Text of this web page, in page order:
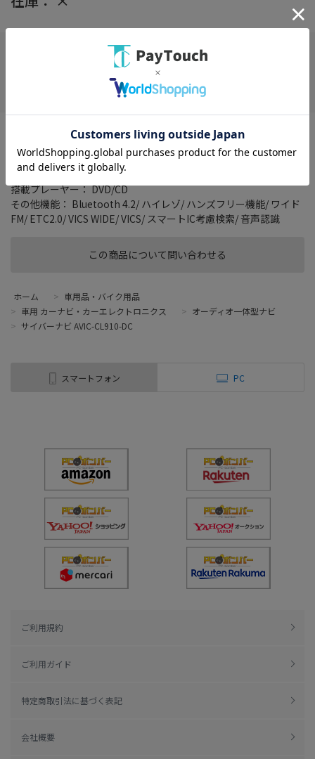
この商品について問い合わせる
在庫がありません
タイプ： ラージサイズモデル
記録メディアタイプ： メモリ
TVチューナー： フルセグ(地デジ)
搭載プレーヤー： DVD/CD
その他機能： Bluetooth 4.2/ ハイレゾ/ ハンズフリー機能/ ワイド
FM/ ETC2.0/ VICS WIDE/ VICS/ スマートIC考慮検索/ 音声認識
ホーム > 車用品・バイク用品
> 車用 カーナビ・カーエレクトロニクス > オーディオ一体型ナビ
> サイバーナビ AVIC-CL910-DC
スマートフォン PC
ご利用規約
ご利用ガイド
特定商取引法に基づく表記
会社概要